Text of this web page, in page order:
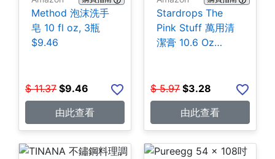
Method 泡沫洗手
皂 10 fl oz, 3瓶
$9.46
$ 11.37 $9.46
由此查看
Stardrops The
Pink Stuff 萬用清
潔膏 10.6 Oz
$ 5.97 $3.28
由此查看